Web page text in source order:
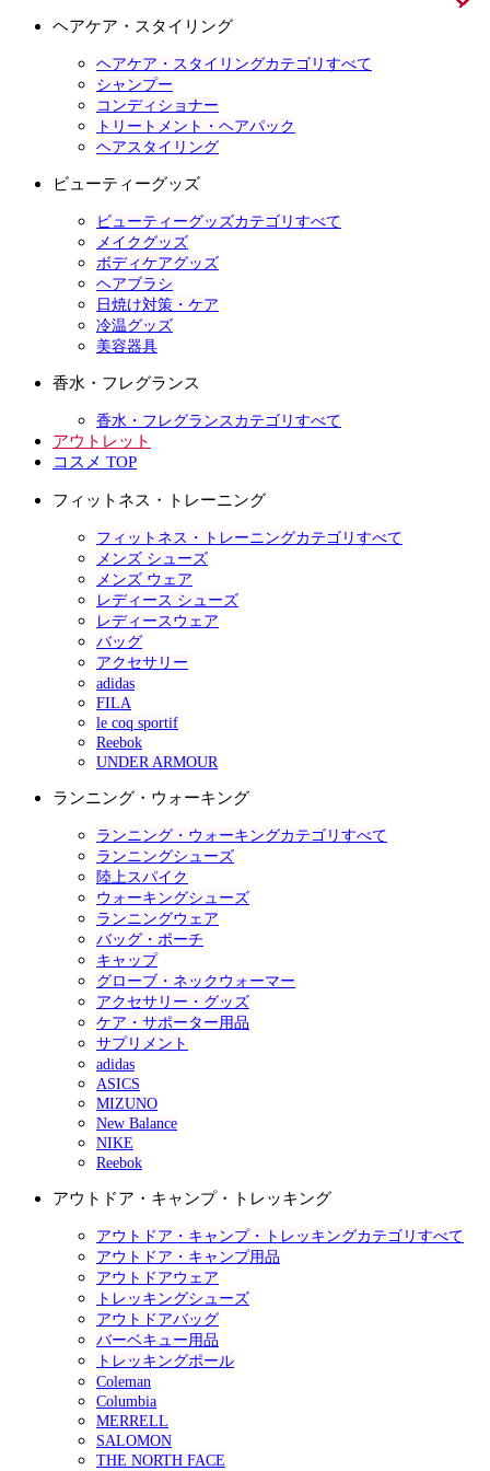
ヘアケア・スタイリング
ヘアケア・スタイリングカテゴリすべて
シャンプー
コンディショナー
トリートメント・ヘアパック
ヘアスタイリング
ビューティーグッズ
ビューティーグッズカテゴリすべて
メイクグッズ
ボディケアグッズ
ヘアブラシ
日焼け対策・ケア
冷温グッズ
美容器具
香水・フレグランス
香水・フレグランスカテゴリすべて
アウトレット
コスメ TOP
フィットネス・トレーニング
フィットネス・トレーニングカテゴリすべて
メンズ シューズ
メンズ ウェア
レディース シューズ
レディースウェア
バッグ
アクセサリー
adidas
FILA
le coq sportif
Reebok
UNDER ARMOUR
ランニング・ウォーキング
ランニング・ウォーキングカテゴリすべて
ランニングシューズ
陸上スパイク
ウォーキングシューズ
ランニングウェア
バッグ・ポーチ
キャップ
グローブ・ネックウォーマー
アクセサリー・グッズ
ケア・サポーター用品
サプリメント
adidas
ASICS
MIZUNO
New Balance
NIKE
Reebok
アウトドア・キャンプ・トレッキング
アウトドア・キャンプ・トレッキングカテゴリすべて
アウトドア・キャンプ用品
アウトドアウェア
トレッキングシューズ
アウトドアバッグ
バーベキュー用品
トレッキングポール
Coleman
Columbia
MERRELL
SALOMON
THE NORTH FACE